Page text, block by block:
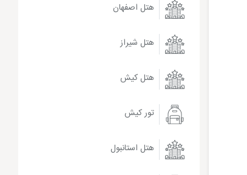
هتل اصفهان
هتل شیراز
هتل کیش
تور کیش
هتل استانبول